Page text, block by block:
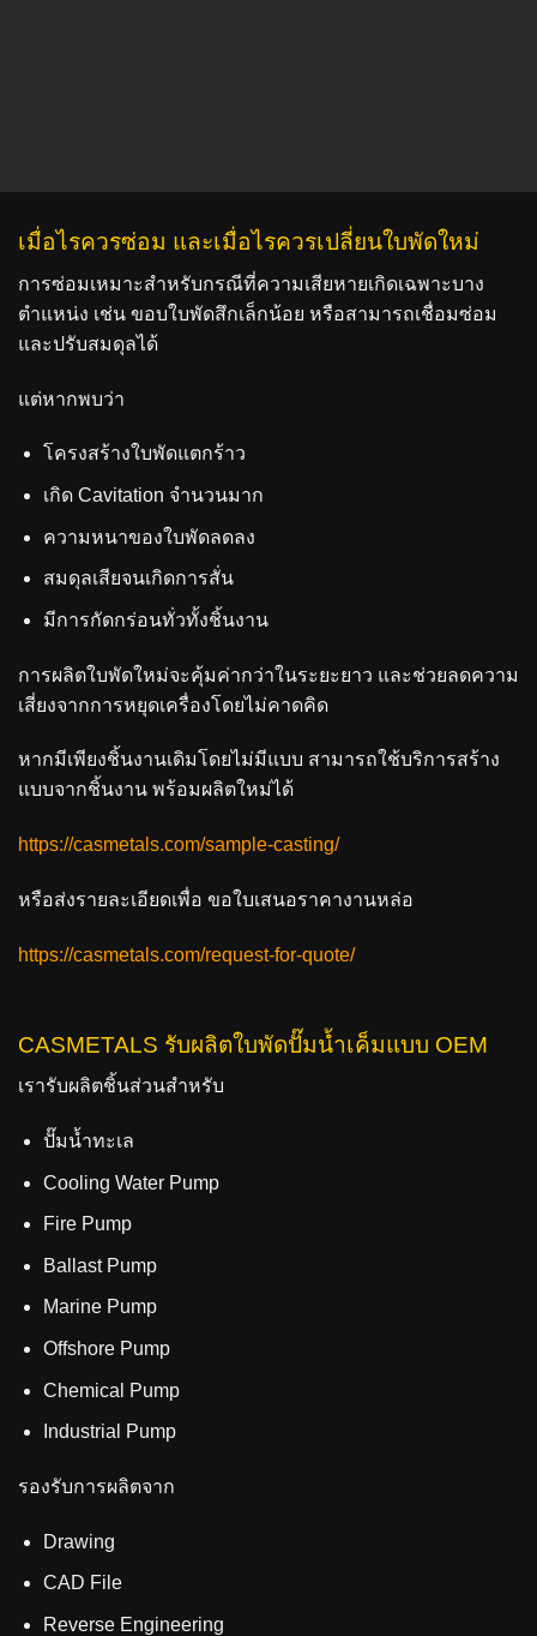
เมื่อไรควรซ่อม และเมื่อไรควรเปลี่ยนใบพัดใหม่
การซ่อมเหมาะสำหรับกรณีที่ความเสียหายเกิดเฉพาะบาง
ตำแหน่ง เช่น ขอบใบพัดสึกเล็กน้อย หรือสามารถเชื่อมซ่อม
และปรับสมดุลได้
แต่หากพบว่า
โครงสร้างใบพัดแตกร้าว
เกิด Cavitation จำนวนมาก
ความหนาของใบพัดลดลง
สมดุลเสียจนเกิดการสั่น
มีการกัดกร่อนทั่วทั้งชิ้นงาน
การผลิตใบพัดใหม่จะคุ้มค่ากว่าในระยะยาว และช่วยลดความ
เสี่ยงจากการหยุดเครื่องโดยไม่คาดคิด
หากมีเพียงชิ้นงานเดิมโดยไม่มีแบบ สามารถใช้บริการสร้าง
แบบจากชิ้นงาน พร้อมผลิตใหม่ได้
https://casmetals.com/sample-casting/
หรือส่งรายละเอียดเพื่อ ขอใบเสนอราคางานหล่อ
https://casmetals.com/request-for-quote/
CASMETALS รับผลิตใบพัดปั๊มน้ำเค็มแบบ OEM
เรารับผลิตชิ้นส่วนสำหรับ
ปั๊มน้ำทะเล
Cooling Water Pump
Fire Pump
Ballast Pump
Marine Pump
Offshore Pump
Chemical Pump
Industrial Pump
รองรับการผลิตจาก
Drawing
CAD File
Reverse Engineering